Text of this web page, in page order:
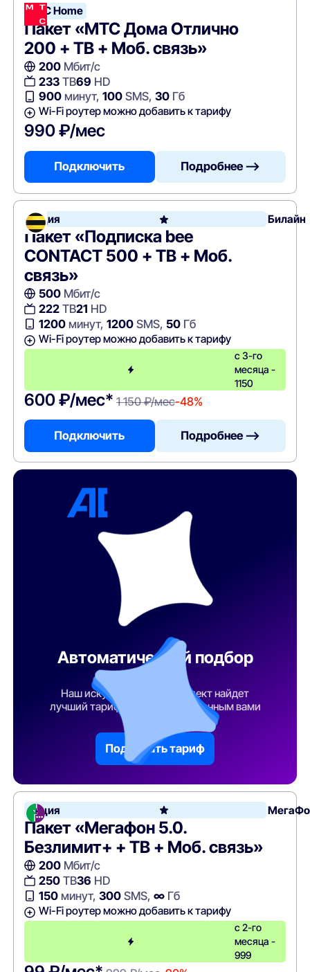
МТС Home
Пакет «МТС Дома Отлично
200 + ТВ + Моб. связь»
200Мбит/с
233ТВ69 HD
900минут, 100SMS, 30Гб
Wi-Fi роутер можно добавить к тарифу
990 ₽/мес
Подключить Подробнее —>
Акция Билайн
Пакет «Подписка bee
CONTACT 500 + ТВ + Моб.
связь»
500Мбит/с
222ТВ21 HD
1200минут, 1200SMS, 50Гб
Wi-Fi роутер можно добавить к тарифу
с 3-го
месяца -
1150
600 ₽/мес* 1 150 ₽/мес-48%
Подключить Подробнее —>
Автоматический подбор
тарифа
Наш искусственный интеллект найдет
лучший тарифный план по указанным вами
Подобрать тариф
Акция
Пакет «Мегафон 5.0.
Безлимит+ + ТВ + Моб. связь»
200Мбит/с
250ТВ36 HD
150минут, 300SMS, ∞Гб
Wi-Fi роутер можно добавить к тарифу
с 2-го
месяца -
999